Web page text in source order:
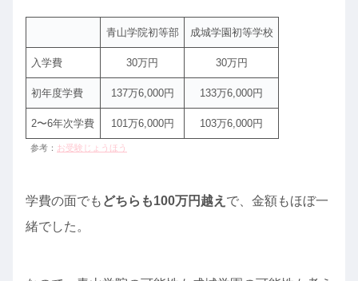
青山学院初等部 成城学園初等学校
入学費 30万円 30万円
初年度学費 137万6,000円 133万6,000円
2〜6年次学費 101万6,000円 103万6,000円
参考： お受験じょうほう
学費の面でも どちらも100万円越え で、金額もほぼ一
緒でした。